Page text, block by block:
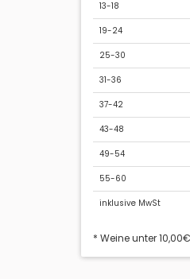
13-18
19-24
25-30
31-36
37-42
43-48
49-54
55-60
inklusive MwSt
* Weine unter